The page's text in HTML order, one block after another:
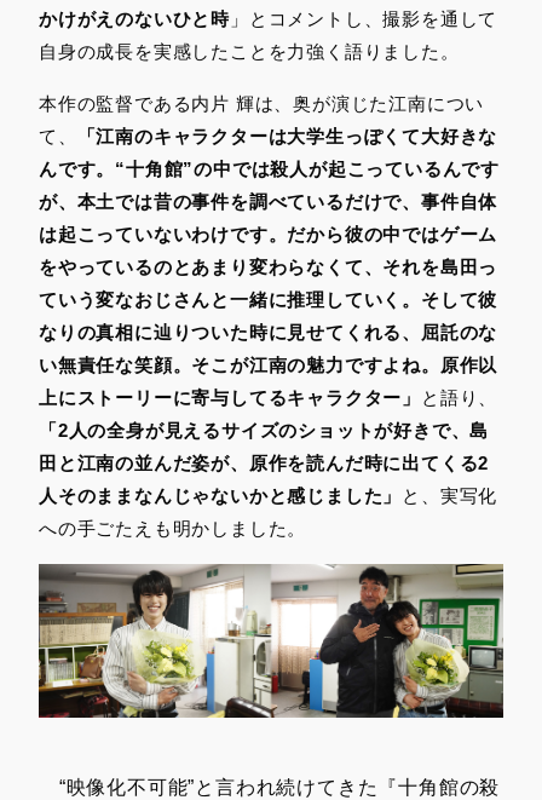
かけがえのないひと時 」とコメントし、撮影を通して
自身の成長を実感したことを力強く語りました。
本作の監督である内片 輝は、奥が演じた江南につい
て、
「江南のキャラクターは大学生っぽくて大好きな
んです。“十角館”の中では殺人が起こっているんです
が、本土では昔の事件を調べているだけで、事件自体
は起こっていないわけです。だから彼の中ではゲーム
をやっているのとあまり変わらなくて、それを島田っ
ていう変なおじさんと一緒に推理していく。そして彼
なりの真相に辿りついた時に見せてくれる、屈託のな
い無責任な笑顔。そこが江南の魅力ですよね。原作以
上にストーリーに寄与してるキャラクター」
と語り、
「2人の全身が見えるサイズのショットが好きで、島
田と江南の並んだ姿が、原作を読んだ時に出てくる2
人そのままなんじゃないかと感じました」
と、実写化
への手ごたえも明かしました。
“映像化不可能”と言われ続けてきた『十角館の殺